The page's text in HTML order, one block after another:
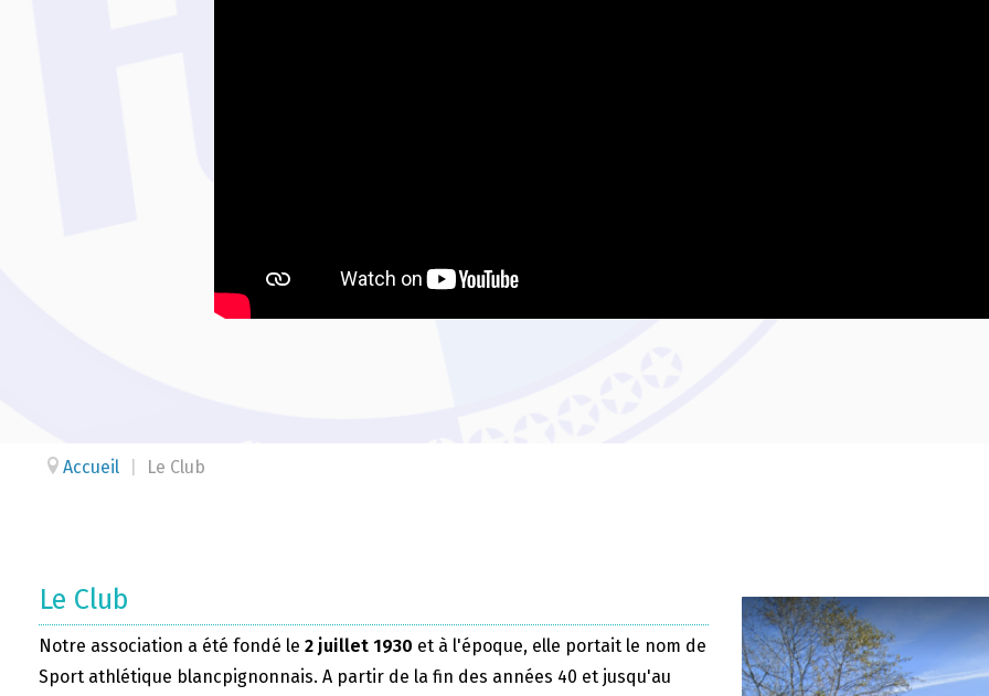
Accueil Le Club
Le Club
Notre association a été fondé le 2 juillet 1930 et à l'époque, elle portait le nom de
Sport athlétique blancpignonnais. A partir de la fin des années 40 et jusqu'au